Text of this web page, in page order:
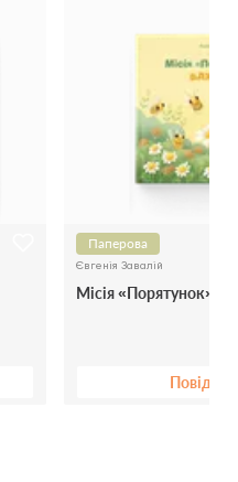
Паперова
Євгенія Завалій
Місія «Порятунок»: